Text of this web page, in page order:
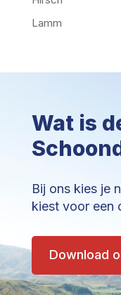
Lamm
Wat is
Bij ons kies je
kiest voor een
Download